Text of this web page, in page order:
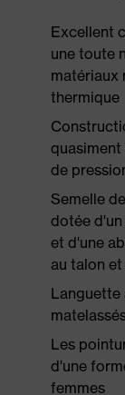
Excellent
une toute
matériaux
thermique
de
Semelle
dotée
et d'une
au talon
Languette
Les
d'une
femmes